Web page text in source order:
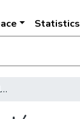
Statistics
Tovább bővül a fénycsőhálózat Pesten és Budán